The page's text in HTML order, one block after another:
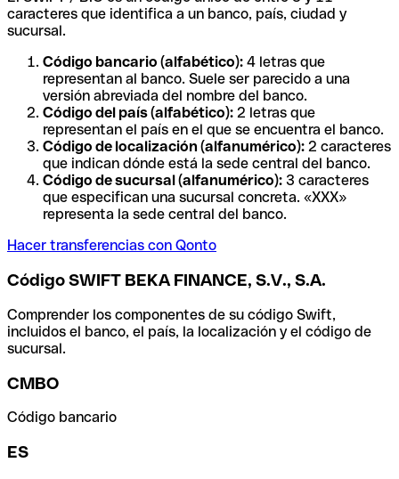
caracteres que identifica a un banco, país, ciudad y
sucursal.
Código bancario (alfabético): 4 letras que
representan al banco. Suele ser parecido a una
versión abreviada del nombre del banco.
Código del país (alfabético): 2 letras que
representan el país en el que se encuentra el banco.
Código de localización (alfanumérico): 2 caracteres
que indican dónde está la sede central del banco.
Código de sucursal (alfanumérico): 3 caracteres
que especifican una sucursal concreta. «XXX»
representa la sede central del banco.
Hacer transferencias con Qonto
Código SWIFT BEKA FINANCE, S.V., S.A.
Comprender los componentes de su código Swift,
incluidos el banco, el país, la localización y el código de
sucursal.
CMBO
Código bancario
ES